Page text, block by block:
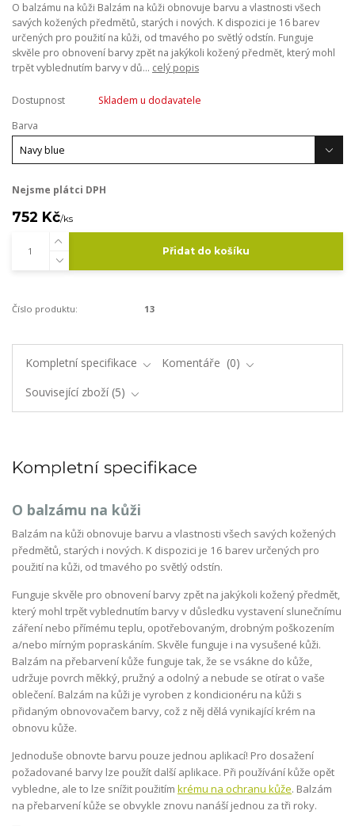
O balzámu na kůži Balzám na kůži obnovuje barvu a vlastnosti všech
savých kožených předmětů, starých i nových. K dispozici je 16 barev
určených pro použití na kůži, od tmavého po světlý odstín. Funguje
skvěle pro obnovení barvy zpět na jakýkoli kožený předmět, který mohl
trpět vyblednutím barvy v dů... celý popis
Dostupnost
Skladem u dodavatele
Barva
Nejsme plátci DPH
752 Kč/ks
Přidat do košíku
Číslo produktu: 13
Kompletní specifikace Komentáře
0
Související zboží 5
Kompletní specifikace
O balzámu na kůži
Balzám na kůži obnovuje barvu a vlastnosti všech savých kožených
předmětů, starých i nových. K dispozici je 16 barev určených pro
použití na kůži, od tmavého po světlý odstín.
Funguje skvěle pro obnovení barvy zpět na jakýkoli kožený předmět,
který mohl trpět vyblednutím barvy v důsledku vystavení slunečnímu
záření nebo přímému teplu, opotřebovaným, drobným poškozením
a/nebo mírným popraskáním. Skvěle funguje i na vysušené kůži.
Balzám na přebarvení kůže funguje tak, že se vsákne do kůže,
udržuje povrch měkký, pružný a odolný a nebude se otírat o vaše
oblečení. Balzám na kůži je vyroben z kondicionéru na kůži s
přidaným obnovovačem barvy, což z něj dělá vynikající krém na
obnovu kůže.
Jednoduše obnovte barvu pouze jednou aplikací! Pro dosažení
požadované barvy lze použít další aplikace. Při používání kůže opět
vybledne, ale to lze snížit použitím krému na ochranu kůže. Balzám
na přebarvení kůže se obvykle znovu nanáší jednou za tři roky.